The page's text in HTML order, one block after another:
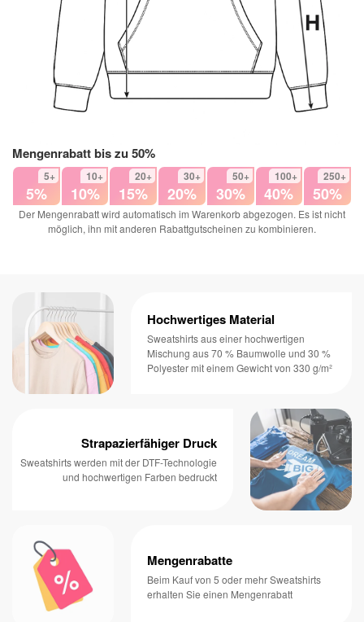
Mengenrabatt bis zu 50%
5+
5%
10+
10%
20+
15%
30+
20%
50+
30%
100+
40%
250+
50%
Der Mengenrabatt wird automatisch im Warenkorb abgezogen. Es ist nicht
möglich, ihn mit anderen Rabattgutscheinen zu kombinieren.
Hochwertiges Material
Sweatshirts aus einer hochwertigen
Mischung aus 70 % Baumwolle und 30 %
Polyester mit einem Gewicht von 330 g/m²
Strapazierfähiger Druck
Sweatshirts werden mit der DTF-Technologie
und hochwertigen Farben bedruckt
Mengenrabatte
Beim Kauf von 5 oder mehr Sweatshirts
erhalten Sie einen Mengenrabatt